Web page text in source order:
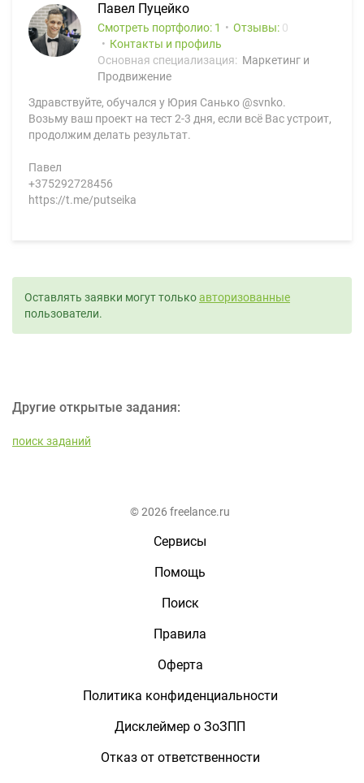
Павел Пуцейко
Смотреть портфолио: 1 Отзывы: 0
Контакты и профиль
Основная специализация: Маркетинг и
Продвижение
Здравствуйте, обучался у Юрия Санько @svnko.
Возьму ваш проект на тест 2-3 дня, если всё Вас устроит,
продолжим делать результат.
Павел
+375292728456
https://t.me/putseika
Оставлять заявки могут толькоавторизованные
пользователи.
Другие открытые задания:
поиск заданий
© 2026 freelance.ru
Сервисы
Помощь
Поиск
Правила
Оферта
Политика конфиденциальности
Дисклеймер о ЗоЗПП
Отказ от ответственности